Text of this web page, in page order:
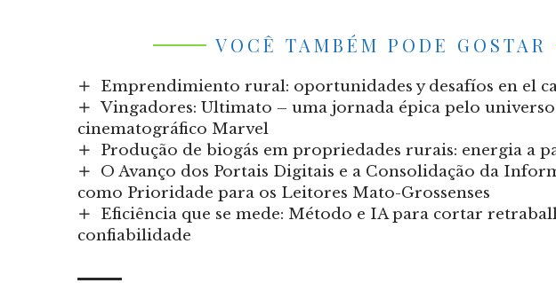
VOCÊ TAMBÉM PODE GOSTAR
Emprendimiento rural: oportunidades y desafíos en el
Vingadores: Ultimato – uma jornada épica pelo universo
cinematográfico Marvel
Produção de biogás em propriedades rurais: energia a
O Avanço dos Portais Digitais e a Consolidação da
como Prioridade para os Leitores Mato-Grossenses
Eficiência que se mede: Método e IA para cortar
confiabilidade